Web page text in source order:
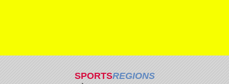
SPORTSREGIONS